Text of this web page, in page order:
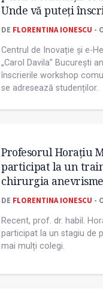
Unde vă puteți
DE FLORENTINA IONESCU -
Centrul de Inovație și e-
„Carol Davila” București
înscrierile workshop
se adresează studenților.
Profesorul Horațiu
participat la un
chirurgia
DE FLORENTINA IONESCU -
Recent, prof. dr. habil.
participat la un stagiu de
mai mulți colegi.